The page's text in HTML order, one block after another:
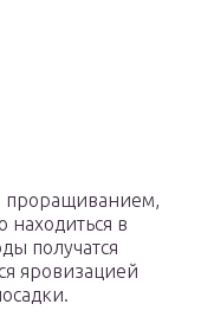
проращиванием,
находиться в
получатся
яровизацией